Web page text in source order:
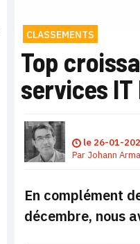
CLASSEMENTS
Top
services
le 26-01-
Par Johann
En complément
décembre, nous